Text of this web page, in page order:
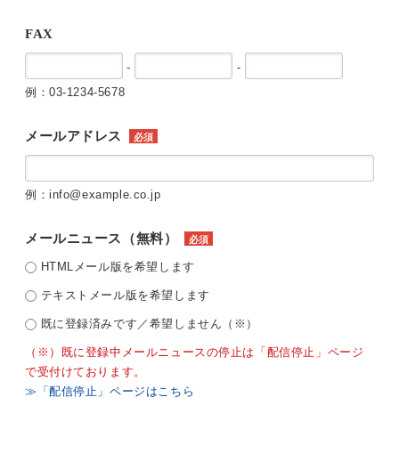
FAX
-
-
例：03-1234-5678
メールアドレス 必須
例：info@example.co.jp
メールニュース（無料） 必須
HTMLメール版を希望します
テキストメール版を希望します
既に登録済みです／希望しません（※）
（※）既に登録中メールニュースの停止は「配信停止」ページ
で受付けております。
≫「配信停止」ページはこちら